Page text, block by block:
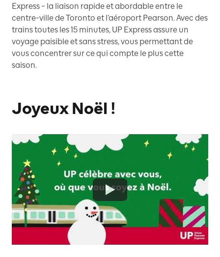
Express – la liaison rapide et abordable entre le
centre-ville de Toronto et l’aéroport Pearson. Avec des
trains toutes les 15 minutes, UP Express assure un
voyage paisible et sans stress, vous permettant de
vous concentrer sur ce qui compte le plus cette
saison.
Joyeux Noël !